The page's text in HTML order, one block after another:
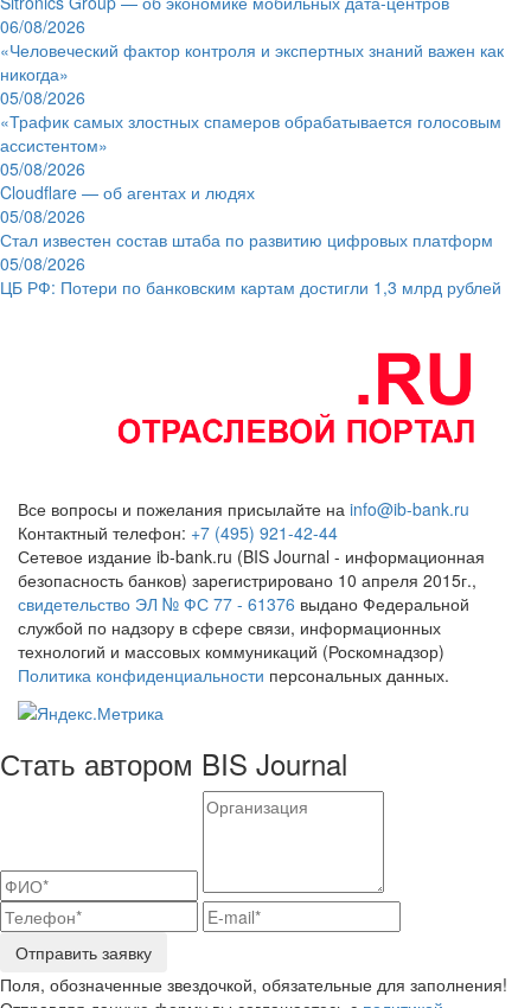
06/08/2026
«Человеческий фактор контроля и экспертных знаний важен как
никогда»
05/08/2026
«Трафик самых злостных спамеров обрабатывается голосовым
ассистентом»
05/08/2026
Cloudflare — об агентах и людях
05/08/2026
Стал известен состав штаба по развитию цифровых платформ
05/08/2026
ЦБ РФ: Потери по банковским картам достигли 1,3 млрд рублей
Все вопросы и пожелания присылайте на info@ib-bank.ru
Контактный телефон: +7 (495) 921-42-44
Сетевое издание ib-bank.ru (BIS Journal - информационная
безопасность банков) зарегистрировано 10 апреля 2015г.,
свидетельство ЭЛ № ФС 77 - 61376 выдано Федеральной
службой по надзору в сфере связи, информационных
технологий и массовых коммуникаций (Роскомнадзор)
Политика конфиденциальности персональных данных.
Стать автором BIS Journal
Отправить заявку
Поля, обозначенные звездочкой, обязательные для заполнения!